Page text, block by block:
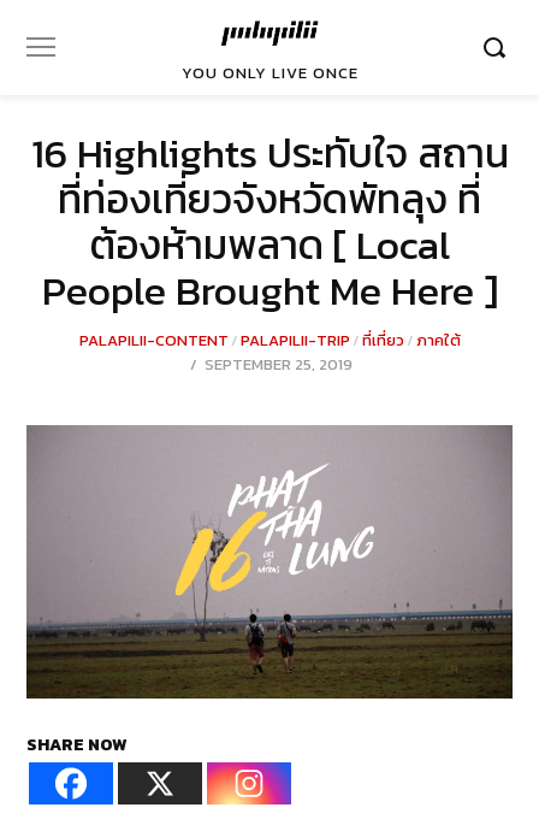
YOU ONLY LIVE ONCE
16 Highlights ประทับใจ สถาน
ที่ท่องเที่ยวจังหวัดพัทลุง ที่
ต้องห้ามพลาด [ Local
People Brought Me Here ]
PALAPILII-CONTENT /PALAPILII-TRIP /ที่เที่ยว /ภาคใต้
POSTED
SEPTEMBER 25, 2019
SHARE NOW